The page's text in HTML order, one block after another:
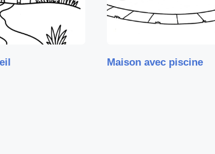
Maison avec piscine